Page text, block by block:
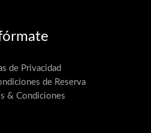
de Privacidad
de Reserva
& Condiciones